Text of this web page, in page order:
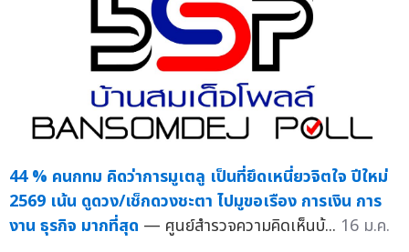
44 % คนกทม คิดว่าการมูเตลู เป็นที่ยึดเหนี่ยวจิตใจ ปีใหม่
2569 เน้น ดูดวง/เช็กดวงชะตา ไปมูขอเรือง การเงิน การ
งาน ธุรกิจ มากที่สุด — ศูนย์สำรวจความคิดเห็นบ้... 16 ม.ค.